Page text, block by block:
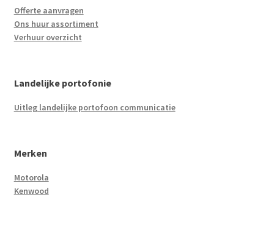
Offerte aanvragen
Ons huur assortiment
Verhuur overzicht
Landelijke portofonie
Uitleg landelijke portofoon communicatie
Merken
Motorola
Kenwood